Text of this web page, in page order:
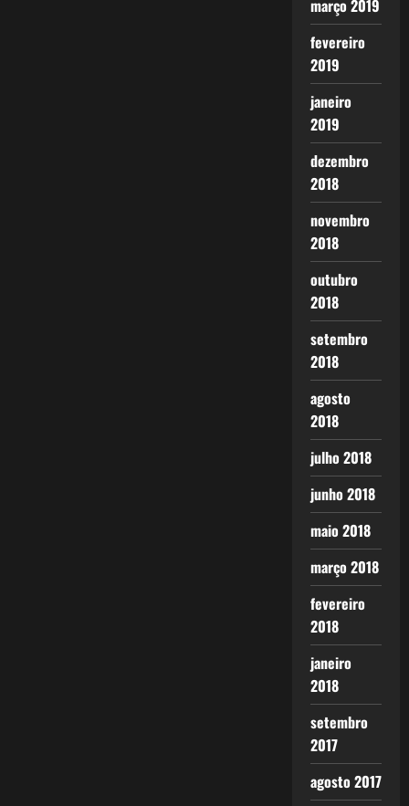
março 2019
fevereiro
2019
janeiro
2019
dezembro
2018
novembro
2018
outubro
2018
setembro
2018
agosto
2018
julho 2018
junho 2018
maio 2018
março 2018
fevereiro
2018
janeiro
2018
setembro
2017
agosto 2017